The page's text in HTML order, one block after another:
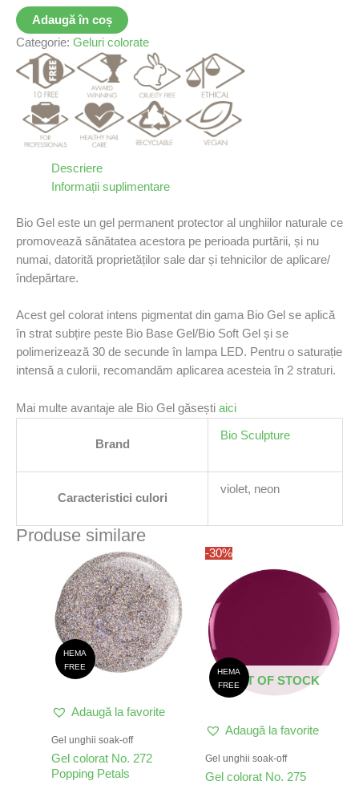
Adaugă în coș
Categorie: Geluri colorate
Descriere
Informații suplimentare
Bio Gel este un gel permanent protector al unghiilor naturale ce
promovează sănătatea acestora pe perioada purtării, și nu
numai, datorită proprietăților sale dar și tehnicilor de aplicare/
îndepărtare.
Acest gel colorat intens pigmentat din gama Bio Gel se aplică
în strat subțire peste Bio Base Gel/Bio Soft Gel și se
polimerizează 30 de secunde în lampa LED. Pentru o saturație
intensă a culorii, recomandăm aplicarea acesteia în 2 straturi.
Mai multe avantaje ale Bio Gel găsești aici
Brand
Bio Sculpture
Caracteristici culori
violet, neon
Produse similare
HEMA
FREE
Adaugă la favorite
Gel unghii soak-off
Gel colorat No. 272
Popping Petals
-30%
HEMA
FREEOUT OF STOCK
Adaugă la favorite
Gel unghii soak-off
Gel colorat No. 275